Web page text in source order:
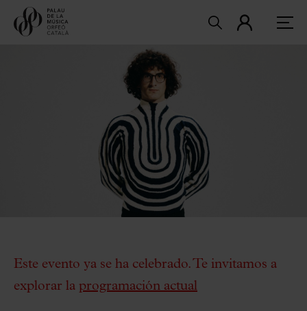
Este evento ya se ha celebrado. Te invitamos a
explorar la programación actual